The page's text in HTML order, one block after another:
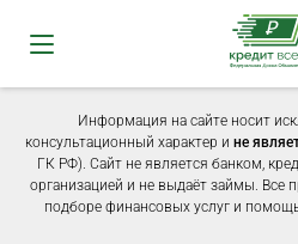
Информация на сайте носит
консультационный характер и не
ГК РФ). Сайт не является банком,
организацией и не выдаёт займы. Все
подборе финансовых услуг и